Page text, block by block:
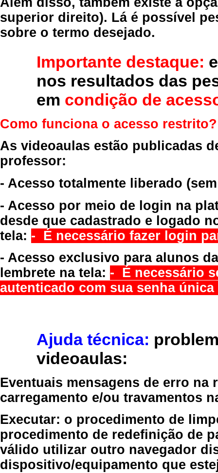
superior direito). Lá é possível
sobre o termo desejado.
Importante destaque:
nos resultados das
em condição de
Como funciona o acesso restrito?
As videoaulas estão publicadas
professor:
- Acesso totalmente liberado
- Acesso por meio de login na
desde que cadastrado e logado
tela: - É necessário fazer login
- Acesso exclusivo para alunos
lembrete na tela: - É necessário
autenticado com sua senha
Ajuda técnica:
videoaulas:
Eventuais mensagens de erro
carregamento e/ou travamentos
Executar: o procedimento de
procedimento de redefinição de
válido utilizar outro navegador
dispositivo/equipamento que